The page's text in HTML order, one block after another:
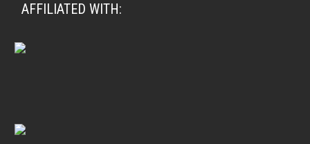
AFFILIATED WITH: